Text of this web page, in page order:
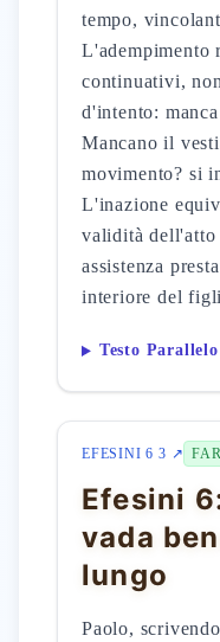
tempo,
L'adempimento
continuativi,
d'intento:
Mancano il
movimento? si
L'inazione
validità dell'atto
assistenza
interiore del
Testo Parallelo
EFESINI 6 3 ↗
Efesini
vada
lungo
Paolo,